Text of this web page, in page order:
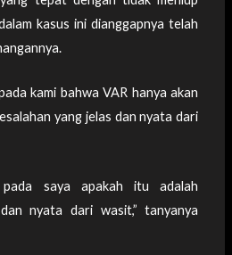
kasus ini dianggapnya telah
kami bahwa VAR hanya akan
yang jelas dan nyata dari
saya apakah itu adalah
nyata dari wasit,” tanyanya